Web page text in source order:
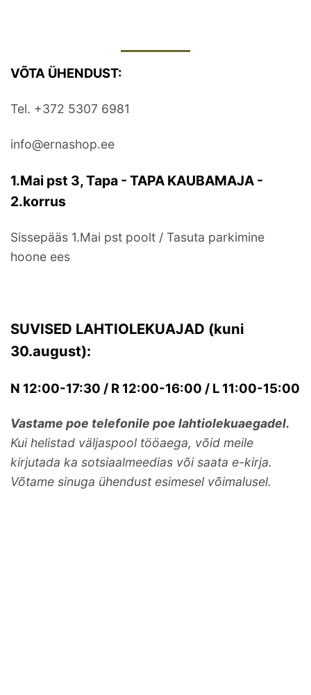
VÕTA ÜHENDUST:
Tel. +372 5307 6981
info@ernashop.ee
1.Mai pst 3, Tapa - TAPA KAUBAMAJA -
2.korrus
Sissepääs 1.Mai pst poolt / Tasuta parkimine
hoone ees
SUVISED LAHTIOLEKUAJAD (kuni
30.august):
N 12:00-17:30 / R 12:00-16:00 / L 11:00-15:00
Vastame poe telefonile poe lahtiolekuaegadel.
Kui helistad väljaspool tööaega, võid meile
kirjutada ka sotsiaalmeedias või saata e-kirja.
Võtame sinuga ühendust esimesel võimalusel.